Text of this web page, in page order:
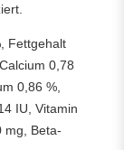
Fettgehalt
0,78
0,86 %,
IU, Vitamin
mg, Beta-